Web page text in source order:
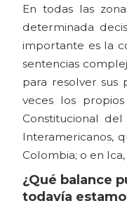
En todas las
determinada
importante es la
sentencias
para resolver sus
veces los
Constitucional
Interamericanos,
Colombia; o en Ica,
¿Qué balance
todavía